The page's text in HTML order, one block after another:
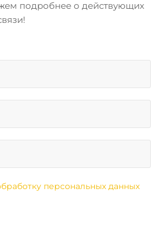
подробнее о действующих
персональных данных